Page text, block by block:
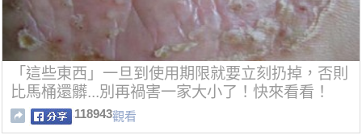
「這些東西」一旦到使用期限就要立刻扔掉，否則
比馬桶還髒...別再禍害一家大小了！快來看看！
118943觀看